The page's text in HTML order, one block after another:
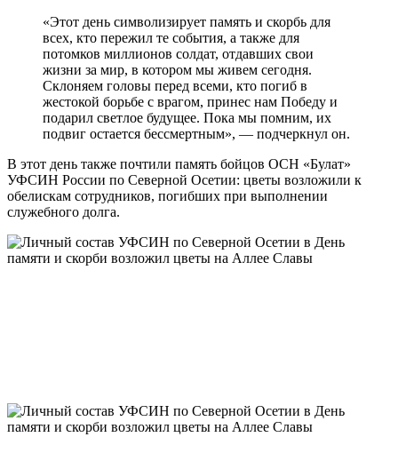
«Этот день символизирует память и скорбь для
всех, кто пережил те события, а также для
потомков миллионов солдат, отдавших свои
жизни за мир, в котором мы живем сегодня.
Склоняем головы перед всеми, кто погиб в
жестокой борьбе с врагом, принес нам Победу и
подарил светлое будущее. Пока мы помним, их
подвиг остается бессмертным», — подчеркнул он.
В этот день также почтили память бойцов ОСН «Булат»
УФСИН России по Северной Осетии: цветы возложили к
обелискам сотрудников, погибших при выполнении
служебного долга. ‎